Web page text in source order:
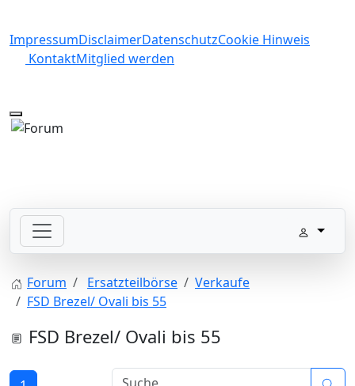
ImpressumDisclaimerDatenschutzCookie Hinweis
KontaktMitglied werden
Mobile Menu Toggle
Forum Ersatzteilbörse
Verkaufe
FSD Brezel/ Ovali bis 55
FSD Brezel/ Ovali bis 55